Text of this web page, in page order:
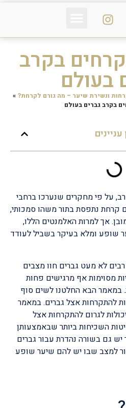
בקרב
בעולם
ונשירת שיער – מה גורם לקרחת? »
בקרב גברים בעולם
על פי מחקרים שנערכו ברחבי
נתפסת בתור משהו סמכותי,
אך למרות האלמנטים הללו,
שופע ומלא בעיקר בשביל לעודד
לא מעט גברים חוו מצבים
מסוימות אף מרגישים פחות
הבא החלטנו לשים סוף
להתקרחות אצל גברים. במאמר
לגרום להתקרחות אצל
השכיחות ביותר שבאמצעותן
גם בשורה נהדרת עבור גברים
למצב שבו יש להם שיער שופע